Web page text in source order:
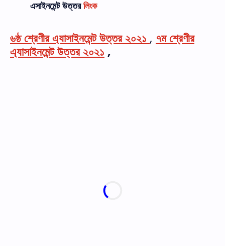
এসাইনমেন্ট উত্তরলিংক
৬ষ্ঠ শ্রেণীর এ্যাসাইনমেন্ট উত্তর ২০২১ , ৭ম শ্রেণীর
এ্যাসাইনমেন্ট উত্তর ২০২১ ,